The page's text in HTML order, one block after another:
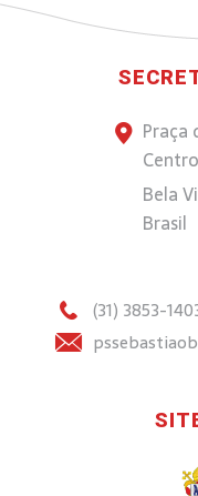
Praça
Centro
Bela
Brasil
(31) 3853-